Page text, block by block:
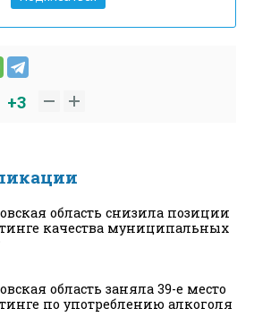
+3
область снизила позиции
качества муниципальных
область заняла 39-е место
по употреблению алкоголя